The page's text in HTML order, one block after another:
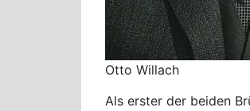
Otto Willach
Als erster der beiden